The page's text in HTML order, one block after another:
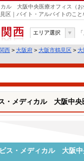
ル 大阪中央医療オフィス（お
区｜バイト・アルバイトのこと
関西
エリア選択
西 > 大阪府 > 大阪市鶴見区 > 大
・メディカル 大阪中央
ス・メディカル 大阪